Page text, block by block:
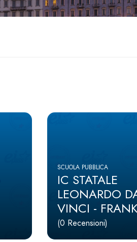
SCUOLA PUBBLICA
IC STATALE
LEONARDO
VINCI -
(0 Recensioni)